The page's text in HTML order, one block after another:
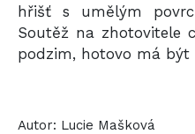
hřišť s umělým
Soutěž na zhotovitele
podzim, hotovo má
Autor: Lucie Mašková